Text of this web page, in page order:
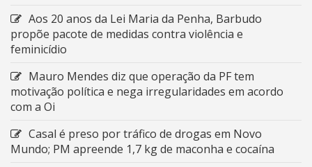
Aos 20 anos da Lei Maria da Penha, Barbudo
propõe pacote de medidas contra violência e
feminicídio
Mauro Mendes diz que operação da PF tem
motivação política e nega irregularidades em acordo
com a Oi
Casal é preso por tráfico de drogas em Novo
Mundo; PM apreende 1,7 kg de maconha e cocaína